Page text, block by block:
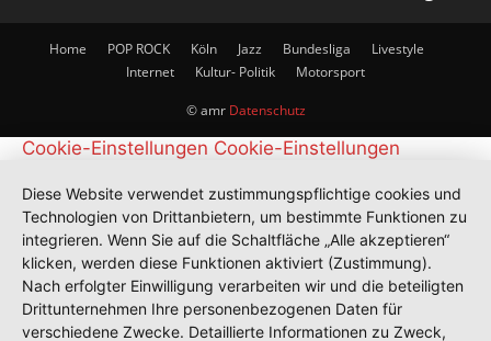
Home POP ROCK Köln Jazz Bundesliga
Livestyle
Internet
Kultur- Politik Motorsport
© amr Datenschutz
Cookie-Einstellungen Cookie-Einstellungen
Diese Website verwendet zustimmungspflichtige cookies und
Technologien von Drittanbietern, um bestimmte Funktionen zu
integrieren. Wenn Sie auf die Schaltfläche „Alle akzeptieren“
klicken, werden diese Funktionen aktiviert (Zustimmung).
Nach erfolgter Einwilligung verarbeiten wir und die beteiligten
Drittunternehmen Ihre personenbezogenen Daten für
verschiedene Zwecke. Detaillierte Informationen zu Zweck,